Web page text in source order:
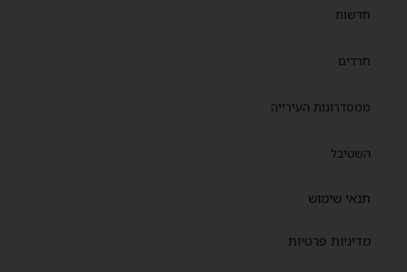
חדשות
חרדים
ממסדרונות העירייה
השטיבל
תנאי שימוש
מדיניות פרטיות